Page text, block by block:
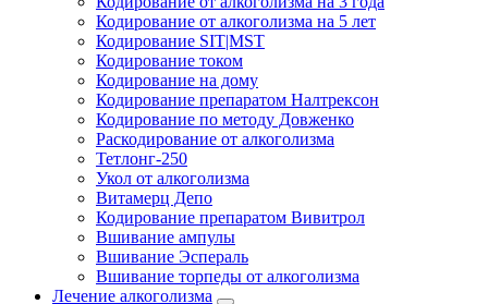
Кодирование от алкоголизма на 5 лет
Кодирование SIT|MST
Кодирование током
Кодирование на дому
Кодирование препаратом Налтрексон
Кодирование по методу Довженко
Раскодирование от алкоголизма
Тетлонг-250
Укол от алкоголизма
Витамерц Депо
Кодирование препаратом Вивитрол
Вшивание ампулы
Вшивание Эспераль
Вшивание торпеды от алкоголизма
Лечение алкоголизма